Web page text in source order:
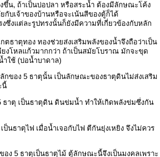
ขึ้น, ถ้าเป็นบ่อปลา หรือสระน้ำ ต้องมีลักษณะโค้ง
บเจ้าของบ้านหรือจะเน้นสีของตู้ก็ได้
ซึ่งแต่ละรูปทรงนั้นก็ยังมีความที่เกี่ยวข้องกับหลัก
ธาตุทอง ทองช่วยส่งเสริมพลังของน้ำจึงถือว่าเป็น
งโหลแก้วมากกว่า ถ้าเป็นสมัยโบราณ มักจะขุด
ใช้ (บ่อน้ำบาดาล)
กของ 5 ธาตุนั้น เป็นลักษณะของธาตุดินไม่ส่งเสริม
นี้
ธาตุ เป็นธาตุดิน ดินข่มน้ำ ทำให้เกิดพลังข่มซึ่งกัน
นธาตุไฟ เมื่อน้ำเจอกับไฟ ตีกันยุ่งเหยิง จึงไม่ควร
ง 5 ธาตุเป็นธาตุไม้ ตู้ลักษณะนี้จึงเป็นมงคลเพราะ